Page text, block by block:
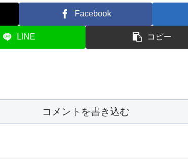
Facebook
LINE コピー
コメントを書き込む